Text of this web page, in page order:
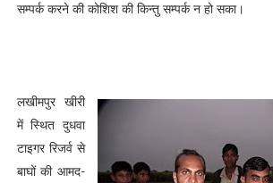
सम्पर्क करने की कोशिश की किन्तु सम्पर्क न हो सका।
लखीमपुर खीरी
में स्थित दुधवा
टाइगर रिजर्व से
बाघों की आमद-